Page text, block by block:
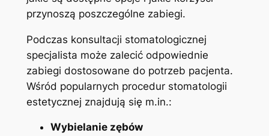
przynoszą ​poszczególne zabiegi.
Podczas ‌konsultacji ⁢stomatologicznej‍
specjalista może zalecić odpowiednie‌
zabiegi dostosowane ⁣do potrzeb pacjenta.
Wśród popularnych procedur stomatologii
‌estetycznej znajdują się‌ m.in.:⁣
Wybielanie⁤ zębów